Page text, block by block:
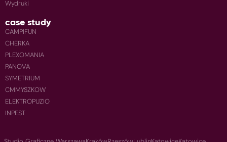
Wydruki
case study
CAMPIFUN
CHERKA
PLEXOMANIA
PANOVA
SYMETRIUM
CMMYSZKOW
ELEKTROPUZIO
INPEST